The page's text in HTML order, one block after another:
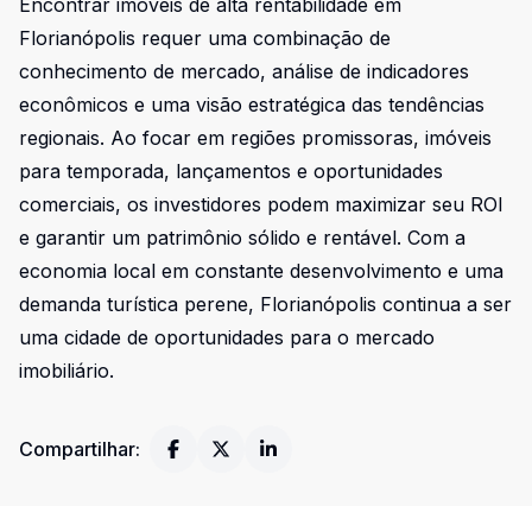
Encontrar imóveis de alta rentabilidade em
Florianópolis requer uma combinação de
conhecimento de mercado, análise de indicadores
econômicos e uma visão estratégica das tendências
regionais. Ao focar em regiões promissoras, imóveis
para temporada, lançamentos e oportunidades
comerciais, os investidores podem maximizar seu ROI
e garantir um patrimônio sólido e rentável. Com a
economia local em constante desenvolvimento e uma
demanda turística perene, Florianópolis continua a ser
uma cidade de oportunidades para o mercado
imobiliário.
Compartilhar: